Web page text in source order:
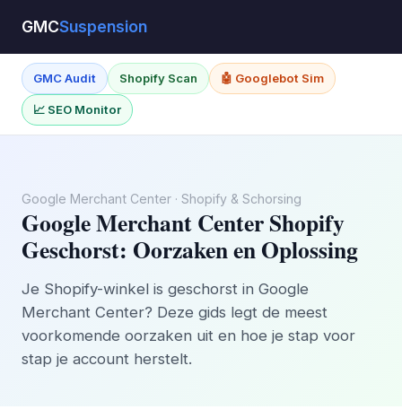
GMCSuspension
GMC Audit Shopify Scan 🤖 Googlebot Sim
📈 SEO Monitor
Google Merchant Center · Shopify & Schorsing
Google Merchant Center Shopify
Geschorst: Oorzaken en Oplossing
Je Shopify-winkel is geschorst in Google
Merchant Center? Deze gids legt de meest
voorkomende oorzaken uit en hoe je stap voor
stap je account herstelt.